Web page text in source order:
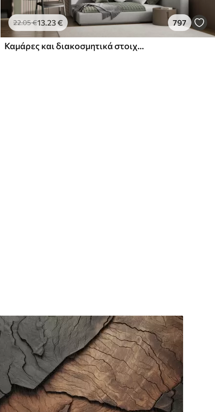
22.05€13.23€ 797
Καμάρες και διακοσμητικά στοιχεία σε στυλ boho